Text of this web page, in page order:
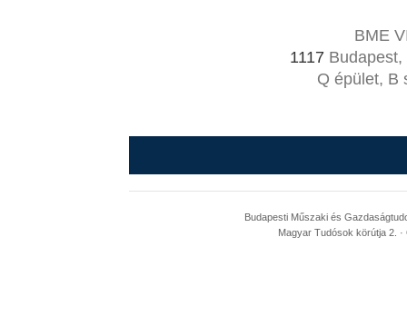
BME
1117
Q épület, B
Budapesti Műszaki és
Magyar Tudósok körútja 2. ·